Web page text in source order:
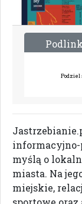
Podlink
Podziel
myślą o
miasta. Na
miejskie,